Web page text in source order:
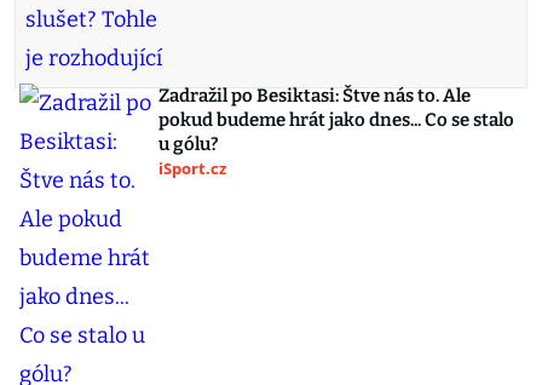
Zadražil po Besiktasi: Štve nás to. Ale
pokud budeme hrát jako dnes... Co se stalo
u gólu?
iSport.cz